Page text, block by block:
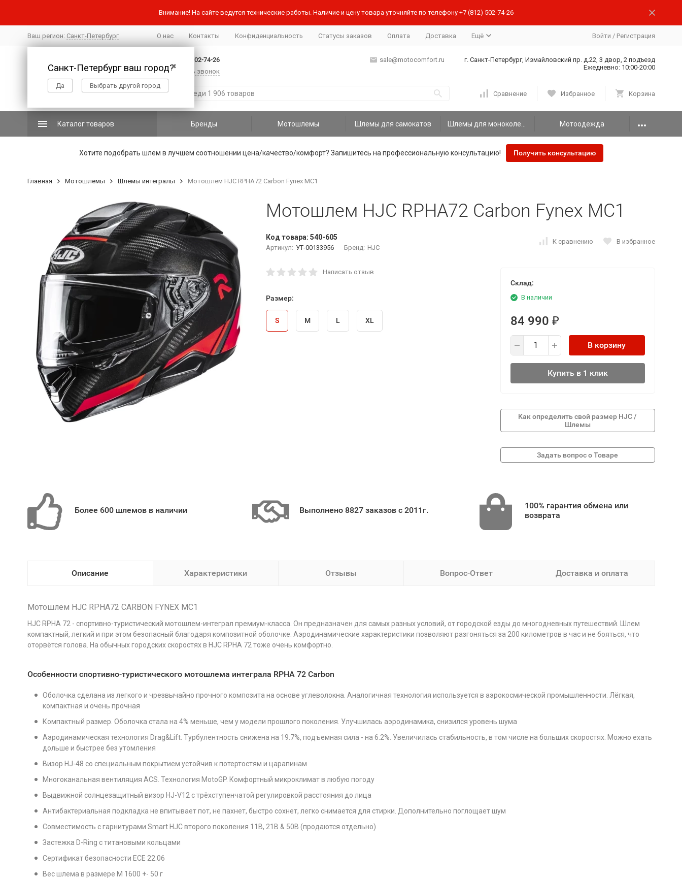
Внимание! На сайте ведутся технические работы. Наличие и цену товара уточняйте по телефону +7 (812) 502-74-26
Ваш регион: Санкт-Петербург
✖
Санкт-Петербург ваш город?
Да Выбрать другой город
О нас Контакты Конфиденциальность Статусы заказов Оплата Доставка Ещё Войти / Регистрация
+7 (812) 502-74-26
Заказать звонок
sale@motocomfort.ru
г. Санкт-Петербург, Измайловский пр. д.22, 3 двор, 2 подъезд
Ежедневно: 10:00-20:00
Сравнение Избранное Корзина
Каталог товаров Бренды Мотошлемы Шлемы для самокатов Мотоодежда
Хотите подобрать шлем в лучшем соотношении цена/качество/комфорт? Запишитесь на профессиональную консультацию! Получить консультацию
Главная Мотошлемы Шлемы интегралы Мотошлем HJC RPHA72 Carbon Fynex MC1
Мотошлем HJC RPHA72 Carbon Fynex MC1
Код товара: 540-605
Артикул: УТ-00133956 Бренд: HJC
К сравнению В избранное
Написать отзыв
Размер:
S M L XL
Склад:
В наличии
84 990 ₽
В корзину
Купить в 1 клик
Как определить свой размер HJC /
Шлемы
Более 600 шлемов в наличии Выполнено 8827 заказов с 2011г.
100% гарантия обмена или
возврата
Описание Характеристики Отзывы Вопрос-Ответ Доставка и оплата
Мотошлем HJC RPHA72 CARBON FYNEX MC1
HJC RPHA 72 - спортивно-туристический мотошлем-интеграл премиум-класса. Он предназначен для самых разных условий, от городской езды до многодневных путешествий. Шлем
компактный, легкий и при этом безопасный благодаря композитной оболочке. Аэродинамические характеристики позволяют разгоняться за 200 километров в час и не бояться, что
оторвётся голова. На обычных городских скоростях в HJC RPHA 72 тоже очень комфортно.
Особенности спортивно-туристического мотошлема интеграла RPHA 72 Carbon
Оболочка сделана из легкого и чрезвычайно прочного композита на основе углеволокна. Аналогичная технология используется в аэрокосмической промышленности. Лёгкая,
компактная и очень прочная
Компактный размер. Оболочка стала на 4% меньше, чем у модели прошлого поколения. Улучшилась аэродинамика, снизился уровень шума
Аэродинамическая технология Drag&Lift. Турбулентность снижена на 19.7%, подъемная сила - на 6.2%. Увеличилась стабильность, в том числе на больших скоростях. Можно ехать
дольше и быстрее без утомления
Визор HJ-48 со специальным покрытием устойчив к потертостям и царапинам
Многоканальная вентиляция ACS. Технология MotoGP. Комфортный микроклимат в любую погоду
Выдвижной солнцезащитный визор HJ-V12 с трёхступенчатой регулировкой расстояния до лица
Антибактериальная подкладка не впитывает пот, не пахнет, быстро сохнет, легко снимается для стирки. Дополнительно поглощает шум
Совместимость с гарнитурами Smart HJC второго поколения 11B, 21B & 50B (продаются отдельно)
Застежка D-Ring с титановыми кольцами
Сертификат безопасности ECE 22.06
Вес шлема в размере M 1600 +- 50 г